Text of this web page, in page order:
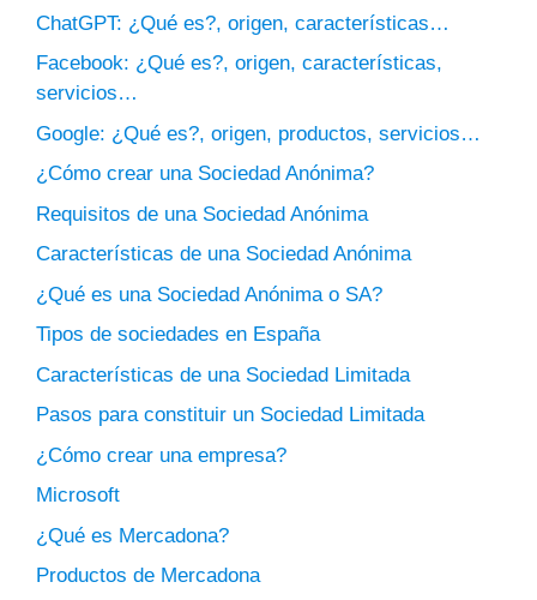
ChatGPT: ¿Qué es?, origen, características…
Facebook: ¿Qué es?, origen, características,
servicios…
Google: ¿Qué es?, origen, productos, servicios…
¿Cómo crear una Sociedad Anónima?
Requisitos de una Sociedad Anónima
Características de una Sociedad Anónima
¿Qué es una Sociedad Anónima o SA?
Tipos de sociedades en España
Características de una Sociedad Limitada
Pasos para constituir un Sociedad Limitada
¿Cómo crear una empresa?
Microsoft
¿Qué es Mercadona?
Productos de Mercadona